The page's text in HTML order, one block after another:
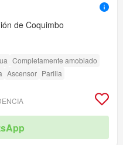
de Coquimbo
Completamente amoblado
Ascensor Parilla